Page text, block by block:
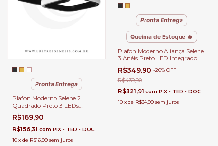
Pronta Entrega
Plafon Moderno Selene 2
Quadrado Preto 3 LEDs
Integrados para Quartos, Sala
de Estar, Hall de Entrada,
Escritório, Lavabos e Sala de
Jantar
R$169,90
R$156,31 com PIX • TED • DOC
10 x de R$16,99 sem juros
Pronta Entrega
Queima de Estoque 🔥
Plafon Moderno Aliança Selene
3 Anéis Preto LED Integrado
para Quartos, Sala de Estar,
Hall de Entrada, Escritório e
Lavabos
R$349,90 -20% OFF
R$439,90
R$321,91 com PIX • TED • DOC
10 x de R$34,99 sem juros